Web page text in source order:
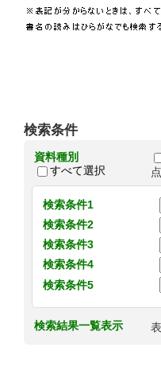
検索条件
資料種別
すべて選択
検索条件1
検索条件2
検索条件3
検索条件4
検索条件5
検索結果一覧表示